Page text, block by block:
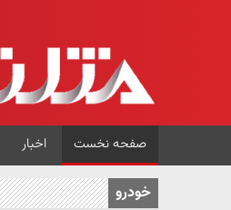
صفحه نخست اخبار
خودرو